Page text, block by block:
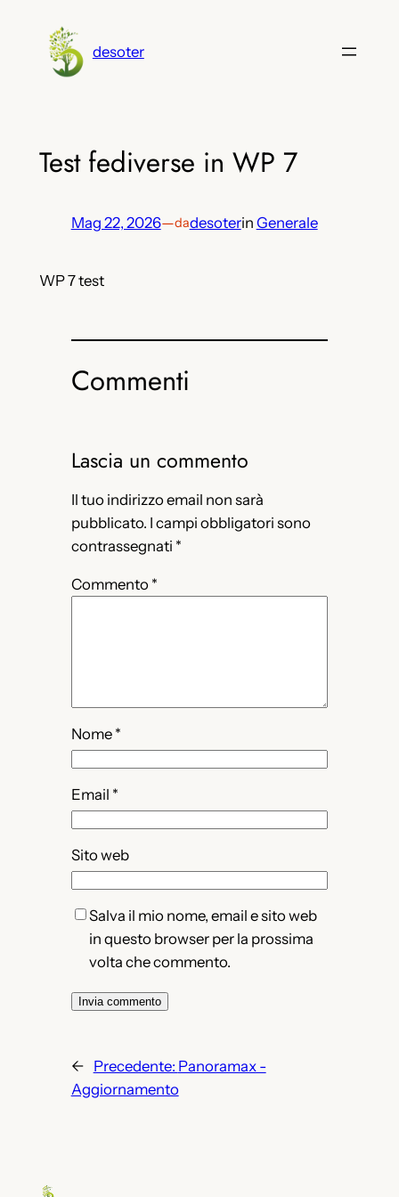
contenuto
desoter
Test fediverse in WP 7
Mag 22, 2026—dadesoterin Generale
WP 7 test
Commenti
Lascia un commento
Il tuo indirizzo email non sarà
pubblicato. I campi obbligatori sono
contrassegnati *
Commento *
Nome *
Email *
Sito web
Salva il mio nome, email e sito web
in questo browser per la prossima
volta che commento.
← Precedente: Panoramax -
Aggiornamento